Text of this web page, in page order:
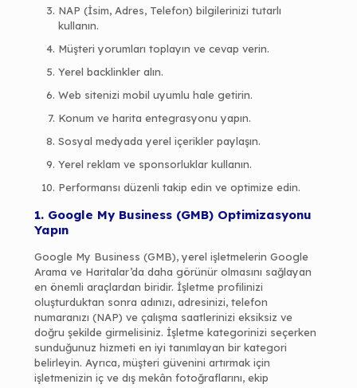
NAP (İsim, Adres, Telefon) bilgilerinizi tutarlı
kullanın.
Müşteri yorumları toplayın ve cevap verin.
Yerel backlinkler alın.
Web sitenizi mobil uyumlu hale getirin.
Konum ve harita entegrasyonu yapın.
Sosyal medyada yerel içerikler paylaşın.
Yerel reklam ve sponsorluklar kullanın.
Performansı düzenli takip edin ve optimize edin.
1. Google My Business (GMB) Optimizasyonu
Yapın
Google My Business (GMB), yerel işletmelerin Google
Arama ve Haritalar’da daha görünür olmasını sağlayan
en önemli araçlardan biridir. İşletme profilinizi
oluşturduktan sonra adınızı, adresinizi, telefon
numaranızı (NAP) ve çalışma saatlerinizi eksiksiz ve
doğru şekilde girmelisiniz. İşletme kategorinizi seçerken
sunduğunuz hizmeti en iyi tanımlayan bir kategori
belirleyin. Ayrıca, müşteri güvenini artırmak için
işletmenizin iç ve dış mekân fotoğraflarını, ekip